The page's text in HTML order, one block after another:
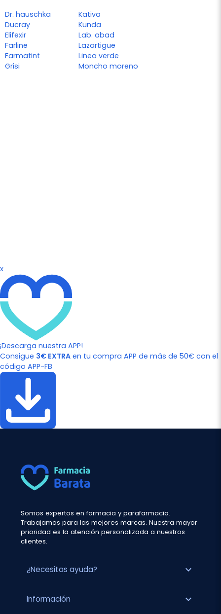
Dr. hauschka
Ducray
Elifexir
Farline
Farmatint
Grisi
Kativa
Kunda
Lab. abad
Lazartigue
Linea verde
Moncho moreno
x
¡Descarga nuestra APP!
Consigue 3€ EXTRA en tu compra APP de más de 50€ con el
código APP-FB
Somos expertos en farmacia y parafarmacia.
Trabajamos para las mejores marcas. Nuestra mayor
prioridad es la atención personalizada a nuestros
clientes.
¿Necesitas ayuda? expand_more
Información expand_more